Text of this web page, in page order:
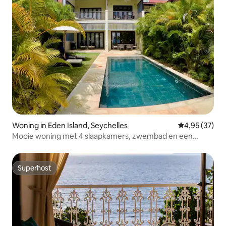
Woning in Eden Island, Seychelles Gemiddelde
4,95 (37)
Mooie woning met 4 slaapkamers, zwembad en een
Superhost
Superhost